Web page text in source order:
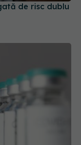
un vaccin anti-